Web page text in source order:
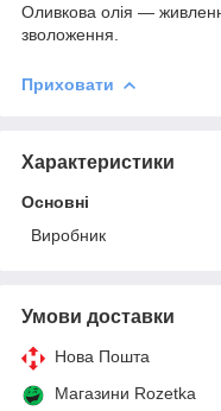
Оливкова олія —
зволоження.
Приховати
Характеристики
Основні
Виробник
Умови доставки
Нова Пошта
Магазини Rozetka